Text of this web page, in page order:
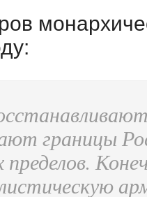
границы
пределов.